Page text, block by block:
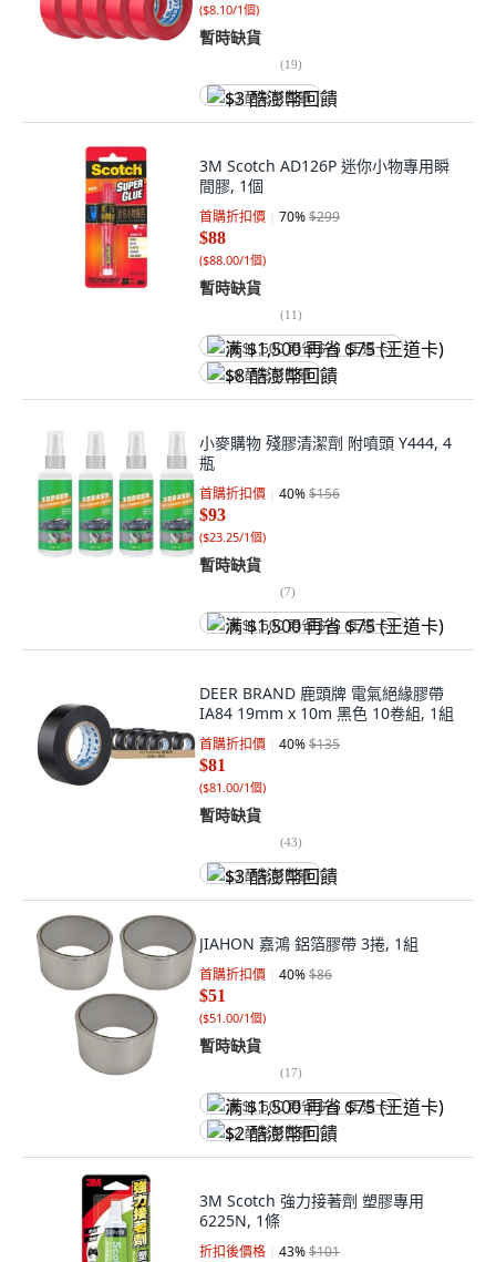
($8.10/1個)
暫時缺貨
(19)
$3 酷澎幣回饋
3M Scotch AD126P 迷你小物專用瞬
間膠, 1個
首購折扣價 70%$299
$88
($88.00/1個)
暫時缺貨
(11)
满 $1,500 再省 $75 (王道卡)
$8 酷澎幣回饋
小麥購物 殘膠清潔劑 附噴頭 Y444, 4
瓶
首購折扣價 40%$156
$93
($23.25/1個)
暫時缺貨
(7)
满 $1,500 再省 $75 (王道卡)
DEER BRAND 鹿頭牌 電氣絕緣膠帶
IA84 19mm x 10m 黑色 10卷組, 1組
首購折扣價 40%$135
$81
($81.00/1個)
暫時缺貨
(43)
$3 酷澎幣回饋
JIAHON 嘉鴻 鋁箔膠帶 3捲, 1組
首購折扣價 40%$86
$51
($51.00/1個)
暫時缺貨
(17)
满 $1,500 再省 $75 (王道卡)
$2 酷澎幣回饋
3M Scotch 強力接著劑 塑膠專用
6225N, 1條
折扣後價格 43%$101